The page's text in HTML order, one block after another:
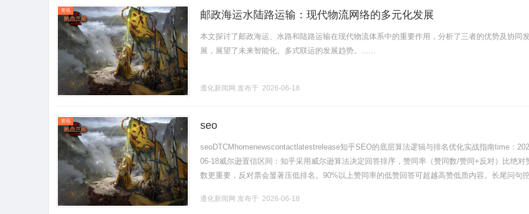
资讯 邮政海运水陆路运输：现代物流网络的多元化发展
本文探讨了邮政海运、水路和陆路运输在现代物流体系中的重要作用，分析了三者的优势及协同
展，展望了未来智能化、多式联运的发展趋势。......
遵化新闻网 发布于 2026-06-18
资讯 seo
seoDTCMhomenewscontactlatestrelease知乎SEO的底层算法逻辑与排名优化实战指南time：
06-18威尔逊置信区间：知乎采用威尔逊算法决定回答排序，赞同率（赞同数/赞同+反对）比绝对
数更重要，反对票会显著压低排名。90%以上赞同率的低赞回答可超越高赞低质内容。长尾问句
遵化新闻网 发布于 2026-06-18